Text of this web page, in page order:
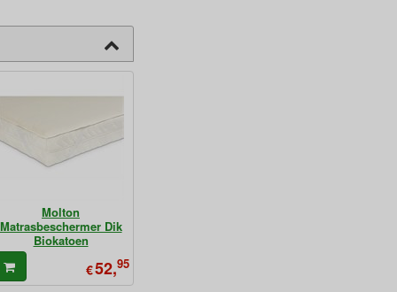
Molton
Matrasbeschermer Dik
Biokatoen
€52,95